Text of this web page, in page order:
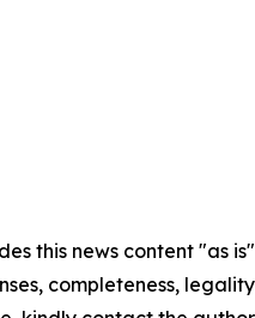
this news content "as
completeness,